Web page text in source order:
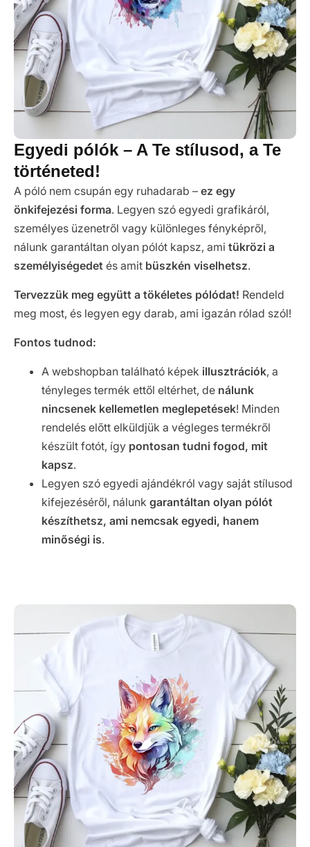
Egyedi pólók – A Te stílusod, a Te
történeted!
A póló nem csupán egy ruhadarab – ez egy
önkifejezési forma. Legyen szó egyedi grafikáról,
személyes üzenetről vagy különleges fényképről,
nálunk garantáltan olyan pólót kapsz, ami tükrözi a
személyiségedet és amit büszkén viselhetsz.
Tervezzük meg együtt a tökéletes pólódat! Rendeld
meg most, és legyen egy darab, ami igazán rólad szól!
Fontos tudnod:
A webshopban található képek illusztrációk, a
tényleges termék ettől eltérhet, de nálunk
nincsenek kellemetlen meglepetések! Minden
rendelés előtt elküldjük a végleges termékről
készült fotót, így pontosan tudni fogod, mit
kapsz.
Legyen szó egyedi ajándékról vagy saját stílusod
kifejezéséről, nálunk garantáltan olyan pólót
készíthetsz, ami nemcsak egyedi, hanem
minőségi is.